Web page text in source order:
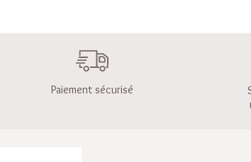
Paiement sécurisé